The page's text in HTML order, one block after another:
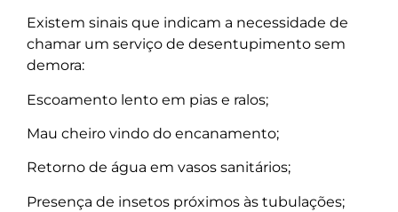
Existem sinais que indicam a necessidade de
chamar um serviço de desentupimento sem
demora:
Escoamento lento em pias e ralos;
Mau cheiro vindo do encanamento;
Retorno de água em vasos sanitários;
Presença de insetos próximos às tubulações;